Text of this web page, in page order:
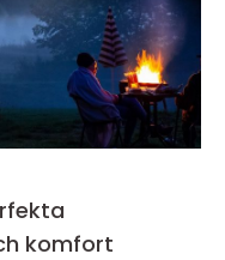
komfort